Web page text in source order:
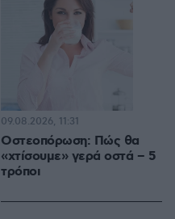
Οστεοπόρωση: Πώς θα
«χτίσουμε» γερά οστά – 5
τρόποι
09.08.2026, 11:31